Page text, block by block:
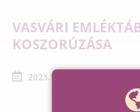
VASVÁRI
KOSZORÚZÁSA
2023.10.27. - 2023.10.27.